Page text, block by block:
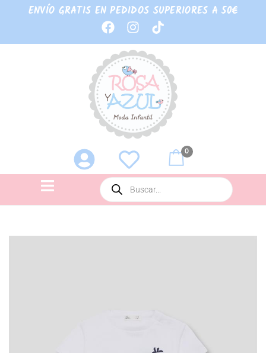
ENVÍO GRATIS EN PEDIDOS SUPERIORES A 50€
0